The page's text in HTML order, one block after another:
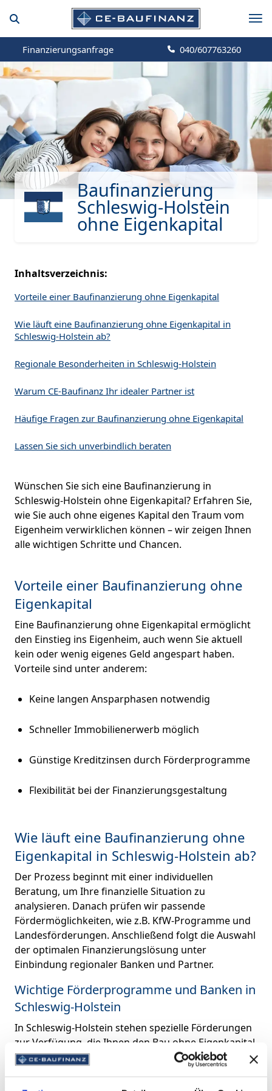
Finanzierungsanfrage 040/607763260
Baufinanzierung
Schleswig-Holstein
ohne Eigenkapital
Inhaltsverzeichnis:
Vorteile einer Baufinanzierung ohne Eigenkapital
Wie läuft eine Baufinanzierung ohne Eigenkapital in
Schleswig-Holstein ab?
Regionale Besonderheiten in Schleswig-Holstein
Warum CE-Baufinanz Ihr idealer Partner ist
Häufige Fragen zur Baufinanzierung ohne Eigenkapital
Lassen Sie sich unverbindlich beraten
Wünschen Sie sich eine Baufinanzierung in
Schleswig-Holstein ohne Eigenkapital? Erfahren Sie,
wie Sie auch ohne eigenes Kapital den Traum vom
Eigenheim verwirklichen können – wir zeigen Ihnen
alle wichtigen Schritte und Chancen.
Vorteile einer Baufinanzierung ohne
Eigenkapital
Eine Baufinanzierung ohne Eigenkapital ermöglicht
den Einstieg ins Eigenheim, auch wenn Sie aktuell
kein oder wenig eigenes Geld angespart haben.
Vorteile sind unter anderem:
Keine langen Ansparphasen notwendig
Schneller Immobilienerwerb möglich
Günstige Kreditzinsen durch Förderprogramme
Flexibilität bei der Finanzierungsgestaltung
Wie läuft eine Baufinanzierung ohne
Eigenkapital in Schleswig-Holstein ab?
Der Prozess beginnt mit einer individuellen
Beratung, um Ihre finanzielle Situation zu
analysieren. Danach prüfen wir passende
Fördermöglichkeiten, wie z.B. KfW-Programme und
Landesförderungen. Anschließend folgt die Auswahl
der optimalen Finanzierungslösung unter
Einbindung regionaler Banken und Partner.
Wichtige Förderprogramme und Banken in
Schleswig-Holstein
In Schleswig-Holstein stehen spezielle Förderungen
zur Verfügung, die Ihnen den Bau ohne Eigenkapital
erleichtern. Die Investitionsbank Schleswig-Holstein
(IB.SH) bietet attraktive Kredite und Zuschüsse, die
in Kombination mit regionalen Banken besonders